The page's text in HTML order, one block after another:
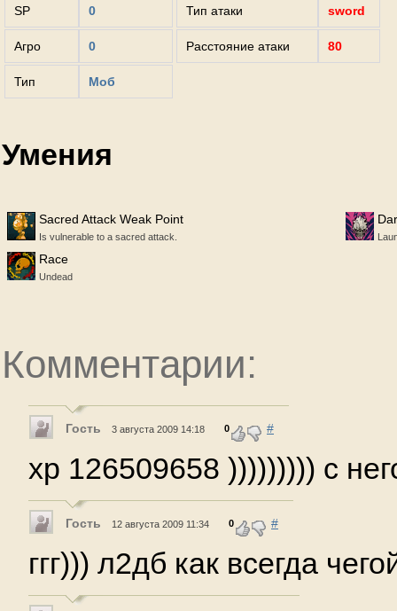
SP 0
Агро 0
Тип Моб
Тип атаки sword
Расстояние атаки 80
Умения
Sacred Attack Weak Point
Is vulnerable to a sacred attack.
Race
Undead
Комментарии:
Гость 3 августа 2009 14:18 0 #
xp 126509658 ))))))))) с
Гость 12 августа 2009 11:34 0 #
ггг))) л2дб как всегда